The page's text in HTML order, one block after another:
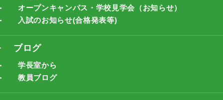
オープンキャンパス・学校見学会（お知らせ）
入試のお知らせ(合格発表等)
ブログ
学長室から
教員ブログ